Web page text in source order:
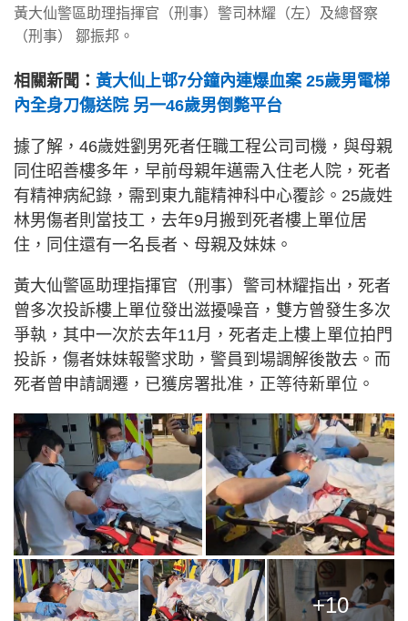
黃大仙警區助理指揮官（刑事）警司林耀（左）及總督察
（刑事） 鄒振邦。
相關新聞： 黃大仙上邨7分鐘內連爆血案 25歲男電梯
內全身刀傷送院 另一46歲男倒斃平台
據了解，46歲姓劉男死者任職工程公司司機，與母親
同住昭善樓多年，早前母親年邁需入住老人院，死者
有精神病紀錄，需到東九龍精神科中心覆診。25歲姓
林男傷者則當技工，去年9月搬到死者樓上單位居
住，同住還有一名長者、母親及妹妹。
黃大仙警區助理指揮官（刑事）警司林耀指出，死者
曾多次投訴樓上單位發出滋擾噪音，雙方曾發生多次
爭執，其中一次於去年11月，死者走上樓上單位拍門
投訴，傷者妹妹報警求助，警員到場調解後散去。而
死者曾申請調遷，已獲房署批准，正等待新單位。
+10